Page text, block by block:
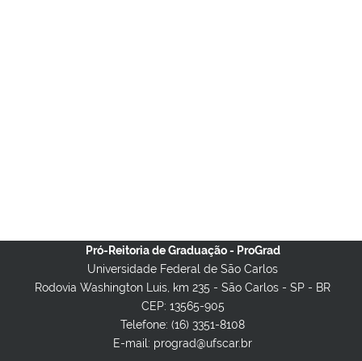
Pró-Reitoria de Graduação - ProGrad
Universidade Federal de São Carlos
Rodovia Washington Luis, km 235 - São Carlos - SP - BR
CEP: 13565-905
Telefone: (16) 3351-8108
E-mail: prograd@ufscar.br